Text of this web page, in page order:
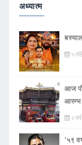
अध्यात्म
५
आज
आरम्भ
२
‘५९